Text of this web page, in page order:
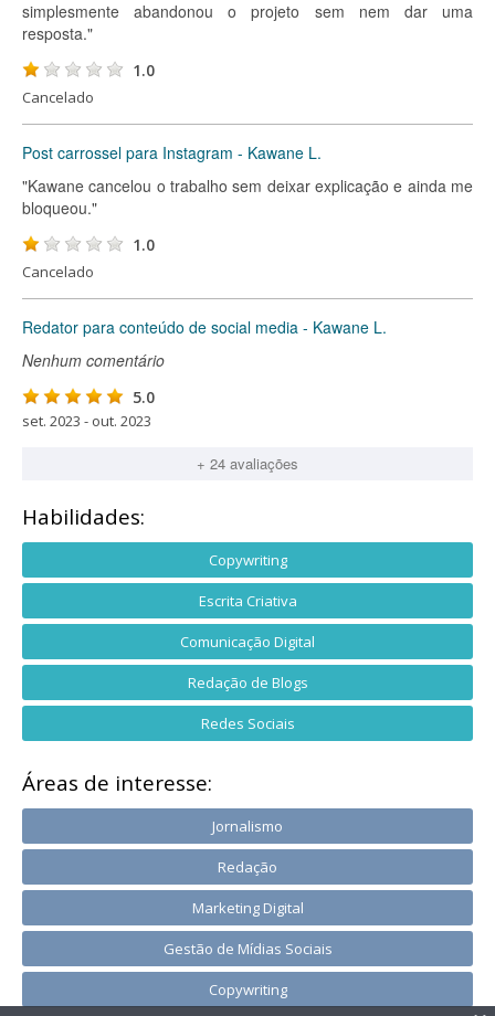
simplesmente abandonou o projeto sem nem dar uma
resposta."
1.0
Cancelado
Post carrossel para Instagram - Kawane L.
"Kawane cancelou o trabalho sem deixar explicação e ainda me
bloqueou."
1.0
Cancelado
Redator para conteúdo de social media - Kawane L.
Nenhum comentário
5.0
set. 2023 - out. 2023
+ 24 avaliações
Habilidades:
Copywriting
Escrita Criativa
Comunicação Digital
Redação de Blogs
Redes Sociais
Áreas de interesse:
Jornalismo
Redação
Marketing Digital
Gestão de Mídias Sociais
Copywriting